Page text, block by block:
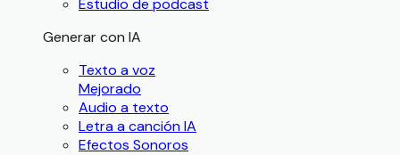
Estudio de podcast
Generar con IA
Texto a voz
Mejorado
Audio a texto
Letra a canción IA
Efectos Sonoros